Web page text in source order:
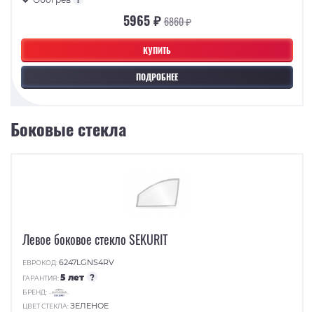
КУПИТЬ
ПОДРОБНЕЕ
5965 ₽6860 ₽
Боковые стекла
Левое боковое стекло SEKURIT
ЕВРОКОД:6247LGNS4RV
ГАРАНТИЯ:5 лет ?
БРЕНД:
ЦВЕТ СТЕКЛА:ЗЕЛЕНОЕ